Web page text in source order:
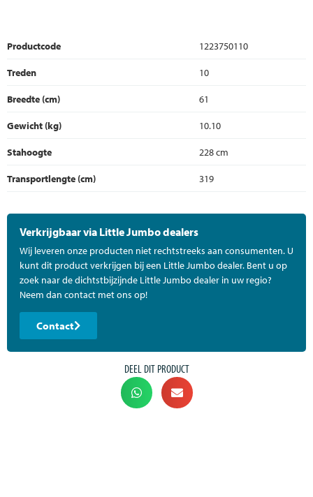
Productcode
1223750110
Treden
10
Breedte (cm)
61
Gewicht (kg)
10.10
Stahoogte
228 cm
Transportlengte (cm)
319
Verkrijgbaar via Little Jumbo dealers
Wij leveren onze producten niet rechtstreeks aan consumenten. U
kunt dit product verkrijgen bij een Little Jumbo dealer. Bent u op
zoek naar de dichtstbijzijnde Little Jumbo dealer in uw regio?
Neem dan contact met ons op!
Contact
DEEL DIT PRODUCT